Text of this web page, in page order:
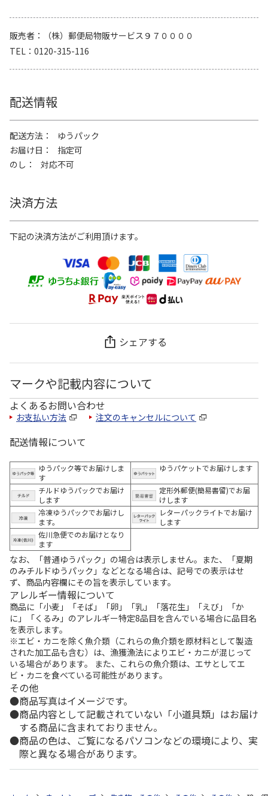
販売者
（株）郵便局物販サービス９７００００
TEL
0120-315-116
配送情報
配送方法
ゆうパック
お届け日
指定可
のし
対応不可
決済方法
下記の決済方法がご利用頂けます。
シェアする
マークや記載内容について
よくあるお問い合わせ
お支払い方法 注文のキャンセルについて
配送情報について
ゆうパック等でお届けしま
す
ゆうパケットでお届けします
チルドゆうパックでお届け
します
定形外郵便(簡易書留)でお届
けします
冷凍ゆうパックでお届けし
ます。
レターパックライトでお届け
します
佐川急便でのお届けとなり
ます
なお、「普通ゆうパック」の場合は表示しません。また、「夏期
のみチルドゆうパック」などとなる場合は、記号での表示はせ
ず、商品内容欄にその旨を表示しています。
アレルギー情報について
商品に「小麦」「そば」「卵」「乳」「落花生」「えび」「か
に」「くるみ」のアレルギー特定8品目を含んでいる場合に品目名
を表示します。
※エビ・カニを除く魚介類（これらの魚介類を原材料として製造
された加工品も含む）は、漁獲漁法によりエビ・カニが混じって
いる場合があります。 また、これらの魚介類は、エサとしてエ
ビ・カニを食べている可能性があります。
その他
商品写真はイメージです。
商品内容として記載されていない「小道具類」はお届け
する商品に含まれておりません。
商品の色は、ご覧になるパソコンなどの環境により、実
際と異なる場合があります。